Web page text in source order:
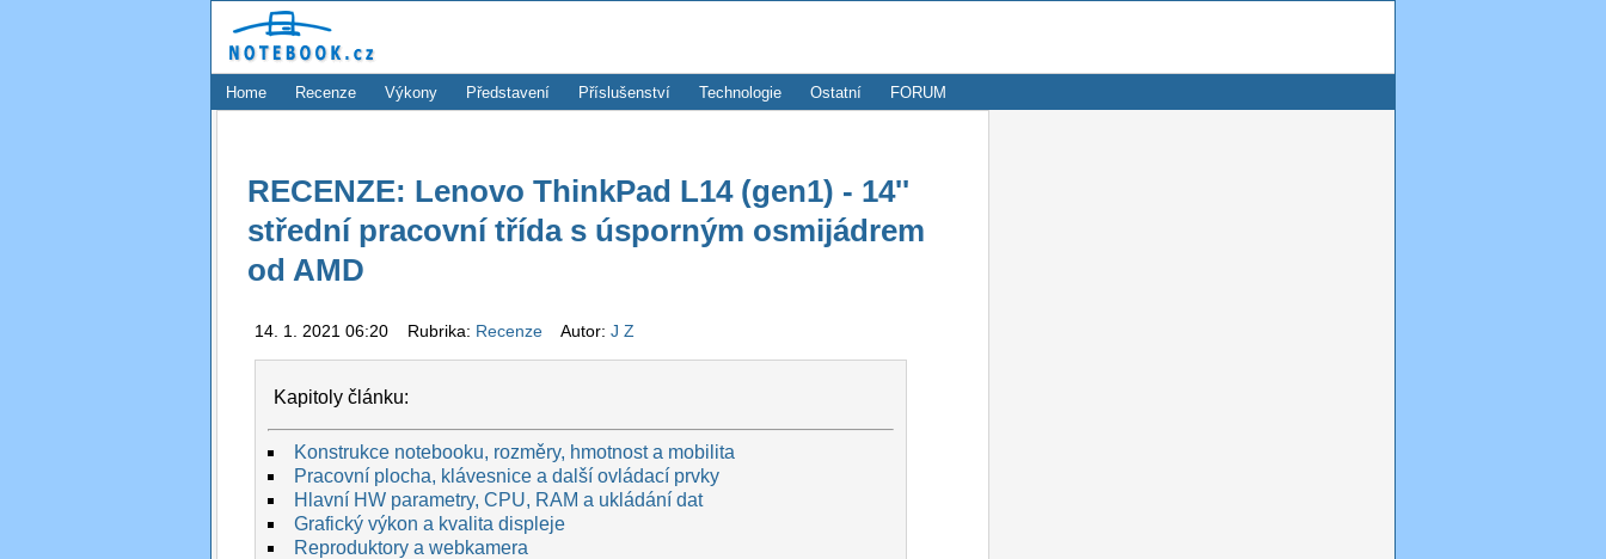
Home Recenze Výkony Představení Příslušenství Technologie Ostatní FORUM
RECENZE: Lenovo ThinkPad L14 (gen1) - 14''
střední pracovní třída s úsporným osmijádrem
od AMD
14. 1. 2021 06:20 Rubrika: Recenze Autor: J Z
Kapitoly článku:
Konstrukce notebooku, rozměry, hmotnost a mobilita
Pracovní plocha, klávesnice a další ovládací prvky
Hlavní HW parametry, CPU, RAM a ukládání dat
Grafický výkon a kvalita displeje
Reproduktory a webkamera